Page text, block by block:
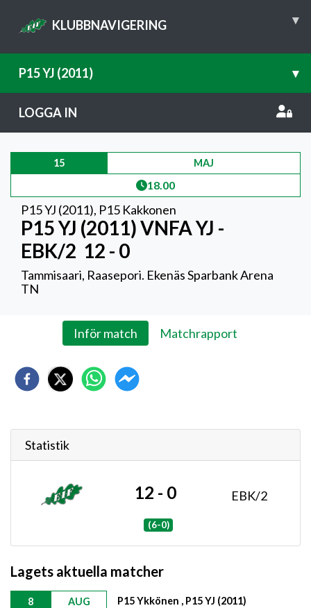
KLUBBNAVIGERING ▾
P15 YJ (2011) ▾
LOGGA IN
15 MAJ
18.00
P15 YJ (2011), P15 Kakkonen
P15 YJ (2011) VNFA YJ -
EBK/2 12 - 0
Tammisaari, Raasepori. Ekenäs Sparbank Arena
TN
Inför match Matchrapport
Statistik
12 - 0 EBK/2
(6-0)
Lagets aktuella matcher
8 AUG P15 Ykkönen , P15 YJ (2011)